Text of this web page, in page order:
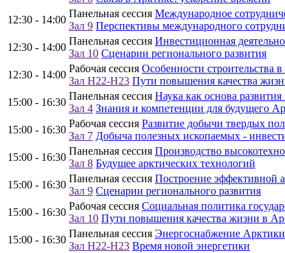
12:30 - 14:00
Панельная сессия Международное
Зал 9 Перспективы международного
12:30 - 14:00
Панельная сессия Инвестиционная
Зал 10 Сценарии регионального развития
12:30 - 14:00
Рабочая сессия Особенности строительства
Зал H22-H23 Пути повышения качества
15:00 - 16:30
Панельная сессия Наука как основа
Зал 4 Знания и компетенции для будущего
15:00 - 16:30
Рабочая сессия Развитие добычи твердых
Зал 7 Добыча полезных ископаемых -
15:00 - 16:30
Панельная сессия Производство
Зал 8 Будущее арктических технологий
15:00 - 16:30
Панельная сессия Построение эффективной
Зал 9 Сценарии регионального развития
15:00 - 16:30
Рабочая сессия Социальная политика
Зал 10 Пути повышения качества жизни в
15:00 - 16:30
Панельная сессия Энергоснабжение
Зал H22-H23 Время новой энергетики